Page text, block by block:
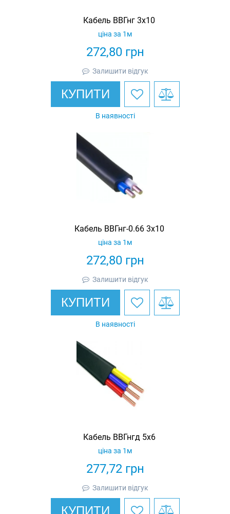
Кабель ВВГнг 3х10
272,80грн
ціна за 1м
Залишити відгук
КУПИТИ
В наявності
Кабель ВВГнг-0.66 3х10
272,80грн
ціна за 1м
Залишити відгук
КУПИТИ
В наявності
Кабель ВВГнгд 5х6
277,72грн
ціна за 1м
Залишити відгук
КУПИТИ